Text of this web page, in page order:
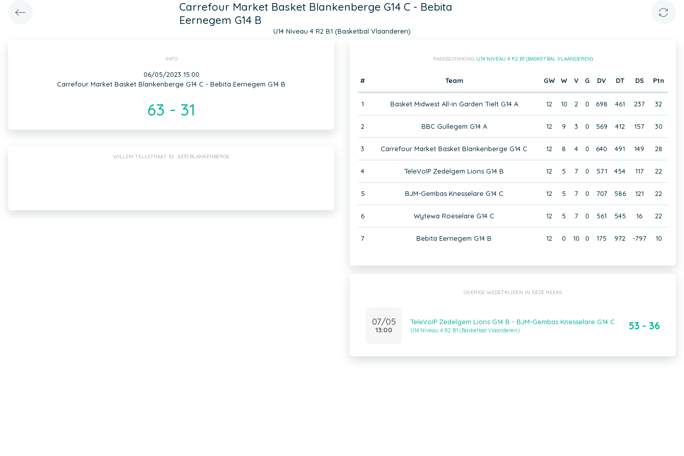
Carrefour Market Basket Blankenberge G14 C - Bebita
Eernegem G14 B
U14 Niveau 4 R2 B1 (Basketbal Vlaanderen)
INFO
06/05/2023 15:00
Carrefour Market Basket Blankenberge G14 C - Bebita Eernegem G14 B
63 - 31
WILLEM TELLSTRAAT 32 , 8370 BLANKENBERGE
RANGSCHIKKING: U14 NIVEAU 4 R2 B1 (BASKETBAL VLAANDEREN)
# Team GW W V G DV DT DS Ptn
1 Basket Midwest All-in Garden Tielt G14 A 12 10 2 0 698 461 237 32
2 BBC Gullegem G14 A 12 9 3 0 569 412 157 30
3 Carrefour Market Basket Blankenberge G14 C 12 8 4 0 640 491 149 28
4 TeleVoIP Zedelgem Lions G14 B 12 5 7 0 571 454 117 22
5 BJM-Gembas Knesselare G14 C 12 5 7 0 707 586 121 22
6 Wytewa Roeselare G14 C 12 5 7 0 561 545 16 22
7 Bebita Eernegem G14 B 12 0 10 0 175 972 -797 10
OVERIGE WEDSTRIJDEN IN DEZE REEKS
07/05
13:00
TeleVoIP Zedelgem Lions G14 B - BJM-Gembas Knesselare G14 C
U14 Niveau 4 R2 B1 (Basketbal Vlaanderen) 53 - 36